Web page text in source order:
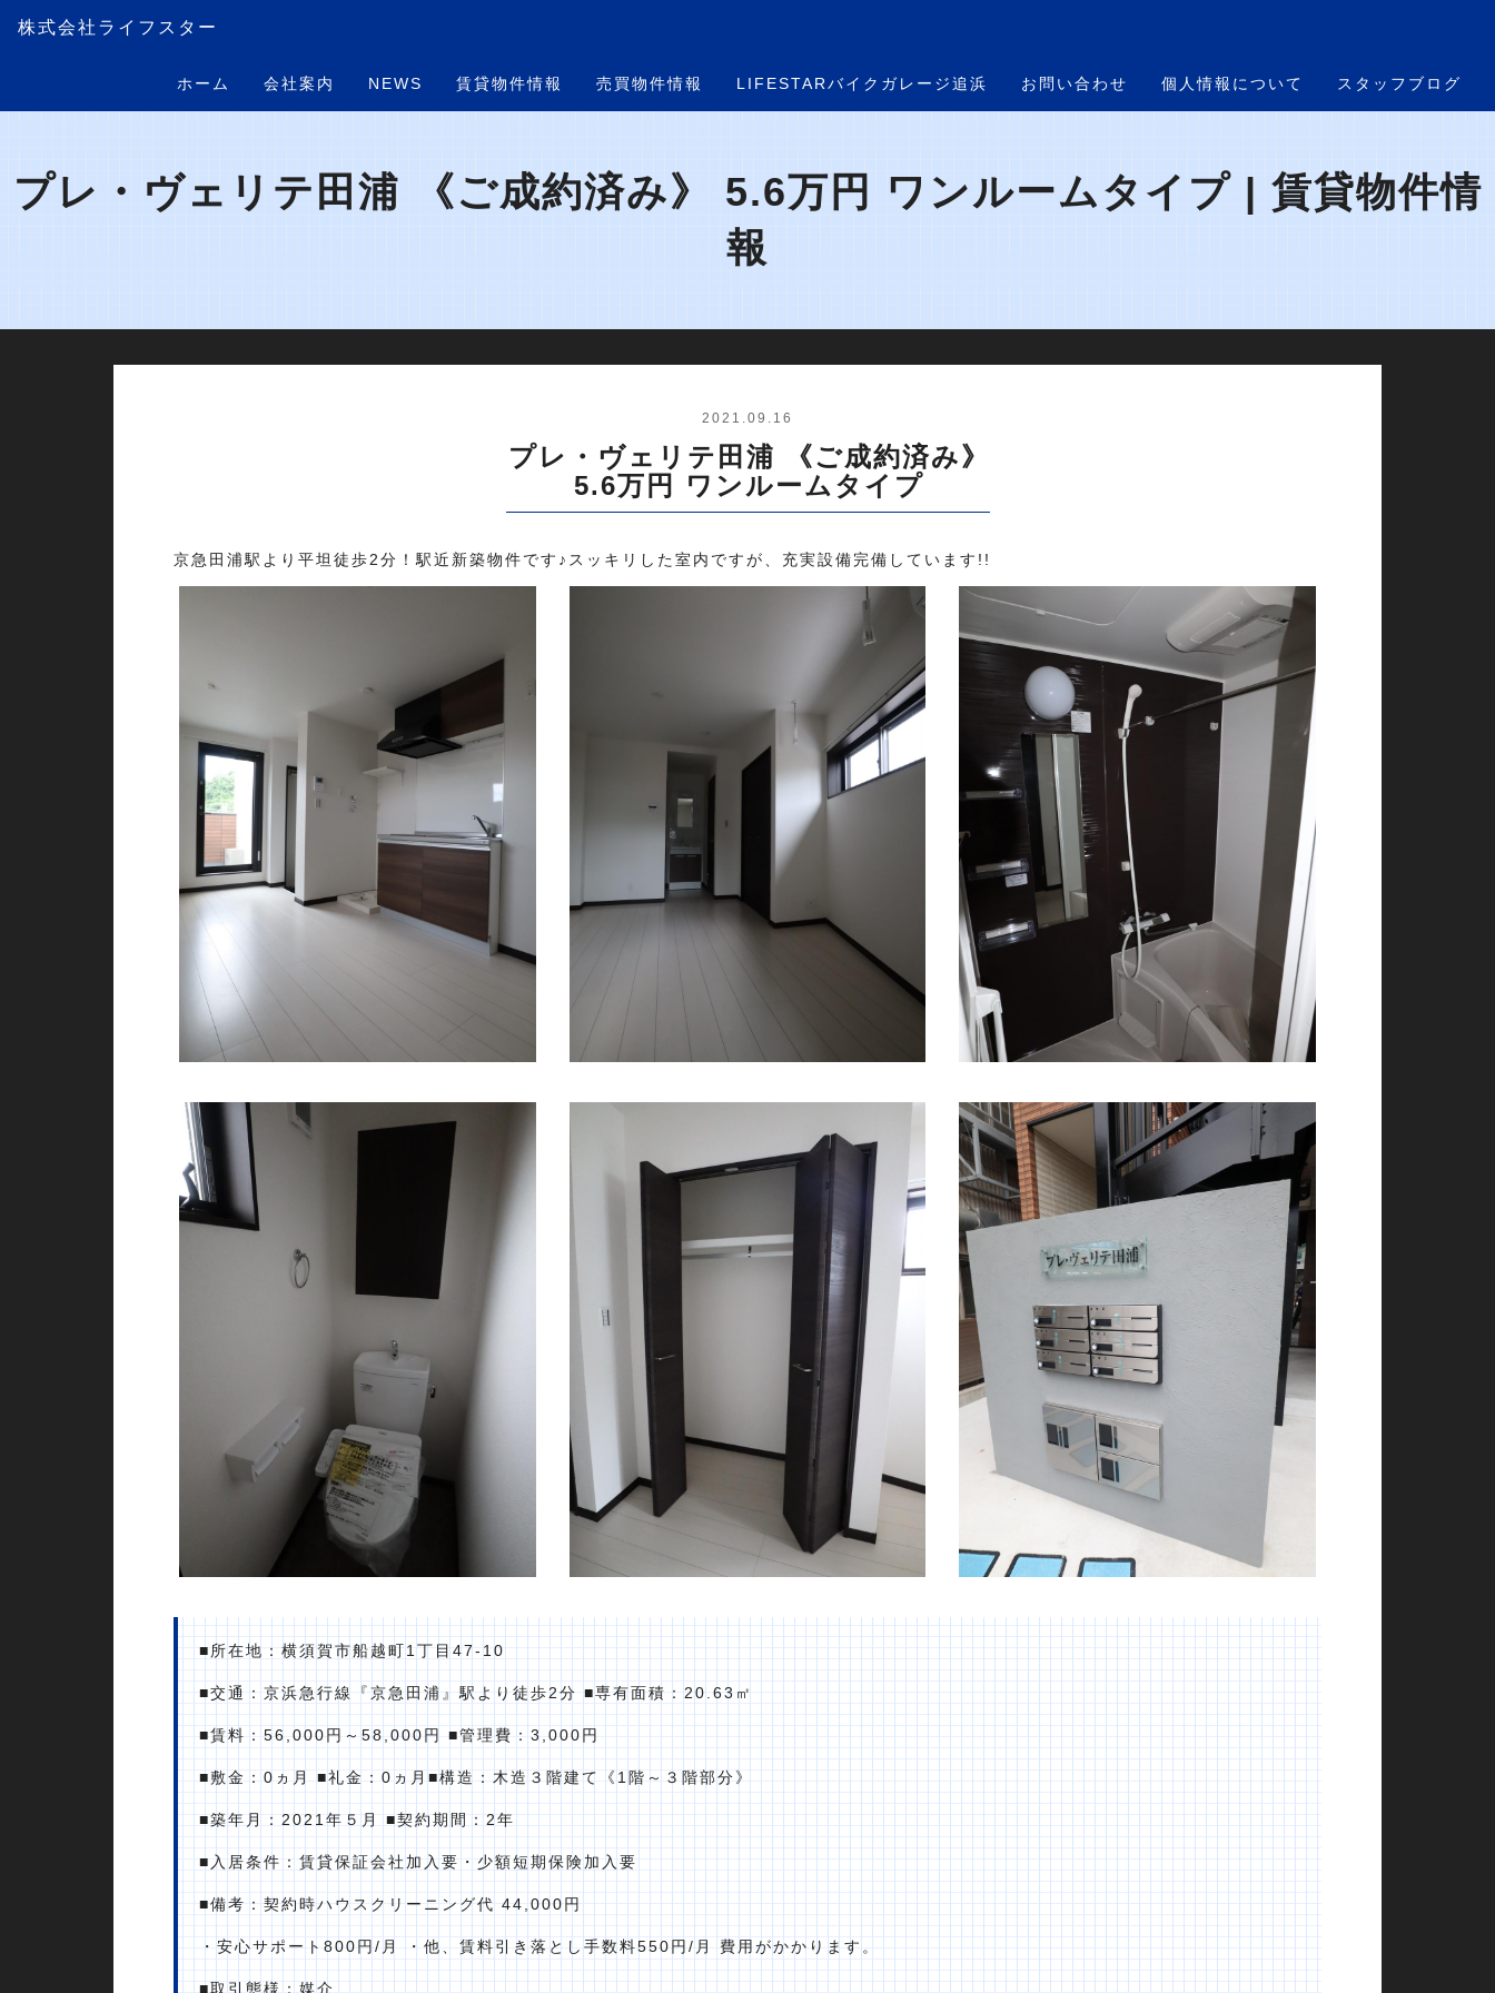
株式会社ライフスター
ホーム 会社案内 NEWS 賃貸物件情報 売買物件情報 LIFESTARバイクガレージ追浜 お問い合わせ 個人情報について スタッフブログ
プレ・ヴェリテ田浦 《ご成約済み》 5.6万円 ワンルームタイプ | 賃貸物件情
報
2021.09.16
プレ・ヴェリテ田浦 《ご成約済み》
5.6万円 ワンルームタイプ
京急田浦駅より平坦徒歩2分！駅近新築物件です♪スッキリした室内ですが、充実設備完備しています!!
■所在地：横須賀市船越町1丁目47-10
■交通：京浜急行線『京急田浦』駅より徒歩2分 ■専有面積：20.63㎡
■賃料：56,000円～58,000円 ■管理費：3,000円
■敷金：0ヵ月 ■礼金：0ヵ月■構造：木造３階建て《1階～３階部分》
■築年月：2021年５月 ■契約期間：2年
■入居条件：賃貸保証会社加入要・少額短期保険加入要
■備考：契約時ハウスクリーニング代 44,000円
・安心サポート800円/月 ・他、賃料引き落とし手数料550円/月 費用がかかります。
■取引態様：媒介